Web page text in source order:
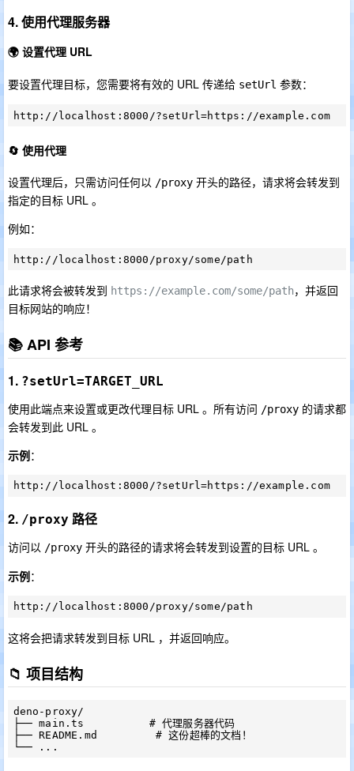
4. 使用代理服务器
🌍 设置代理 URL
要设置代理目标，您需要将有效的 URL 传递给 setUrl 参数：
🔄 使用代理
设置代理后，只需访问任何以 /proxy 开头的路径，请求将会转发到
指定的目标 URL 。
例如：
此请求将会被转发到 https://example.com/some/path，并返回
目标网站的响应！
📚 API 参考
1. ?setUrl=TARGET_URL
使用此端点来设置或更改代理目标 URL 。所有访问 /proxy 的请求都
会转发到此 URL 。
示例：
2. /proxy 路径
访问以 /proxy 开头的路径的请求将会转发到设置的目标 URL 。
示例：
这将会把请求转发到目标 URL ，并返回响应。
📁 项目结构
deno-proxy/
├── main.ts          # 代理服务器代码
├── README.md         # 这份超棒的文档！